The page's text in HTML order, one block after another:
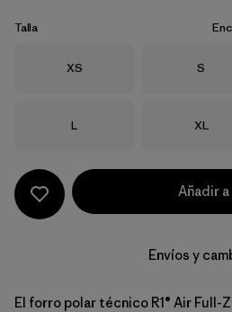
Talla
Talla
XS Talla
S
Talla
L Talla
XL
Añadir
Envíos y
El forro polar técnico R1® Air Full-